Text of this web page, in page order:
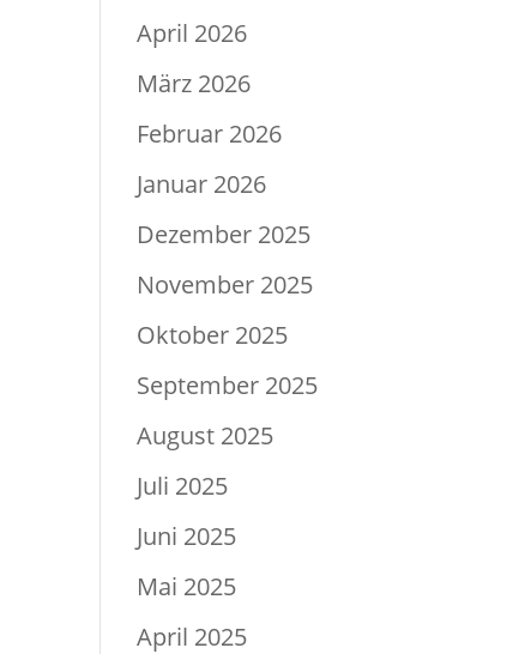
April 2026
März 2026
Februar 2026
Januar 2026
Dezember 2025
November 2025
Oktober 2025
September 2025
August 2025
Juli 2025
Juni 2025
Mai 2025
April 2025